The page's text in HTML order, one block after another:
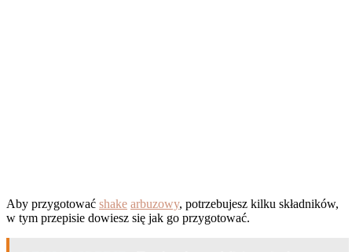
Aby przygotować shake arbuzowy, potrzebujesz kilku składników,
w tym przepisie dowiesz się jak go przygotować.